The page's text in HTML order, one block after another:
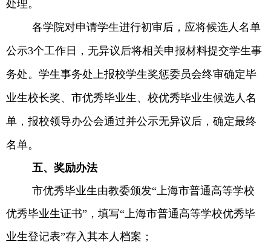
处理。
各学院对申请学生进行初审后，应将候选人名单
公示3个工作日，无异议后将相关申报材料提交学生事
务处。学生事务处上报校学生奖惩委员会终审确定毕
业生校长奖、市优秀毕业生、校优秀毕业生候选人名
单，报校领导办公会通过并公示无异议后，确定最终
名单。
五、奖励办法
市优秀毕业生由教委颁发“上海市普通高等学校
优秀毕业生证书”，填写“上海市普通高等学校优秀毕
业生登记表”存入其本人档案；